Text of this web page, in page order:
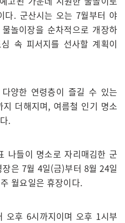
다. 군산시는 오는 7월부터 야
놀이장을 순차적으로 개장하
속 피서지를 선사할 계획이
양한 연령층이 즐길 수 있는
더해지며, 여름철 인기 명소
.
나들이 명소로 자리매김한 군
은 7월 4일(금)부터 8월 24일
월요일은 휴장이다.
오후 6시까지이며 오후 1시부